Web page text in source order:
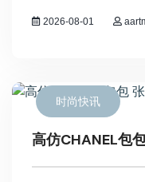
2026-08-01
时尚快讯
高仿CHANEL包